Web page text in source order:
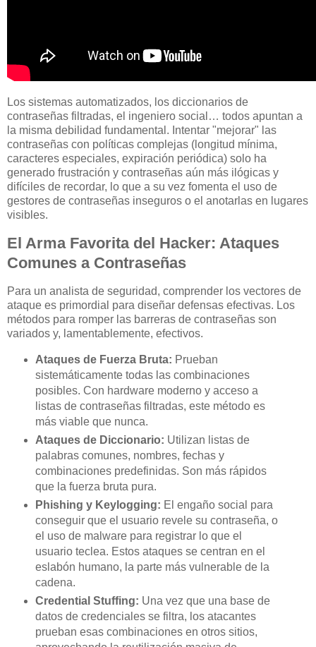
Los sistemas automatizados, los diccionarios de
contraseñas filtradas, el ingeniero social… todos apuntan a
la misma debilidad fundamental. Intentar "mejorar" las
contraseñas con políticas complejas (longitud mínima,
caracteres especiales, expiración periódica) solo ha
generado frustración y contraseñas aún más ilógicas y
difíciles de recordar, lo que a su vez fomenta el uso de
gestores de contraseñas inseguros o el anotarlas en lugares
visibles.
El Arma Favorita del Hacker: Ataques
Comunes a Contraseñas
Para un analista de seguridad, comprender los vectores de
ataque es primordial para diseñar defensas efectivas. Los
métodos para romper las barreras de contraseñas son
variados y, lamentablemente, efectivos.
Ataques de Fuerza Bruta: Prueban
sistemáticamente todas las combinaciones
posibles. Con hardware moderno y acceso a
listas de contraseñas filtradas, este método es
más viable que nunca.
Ataques de Diccionario: Utilizan listas de
palabras comunes, nombres, fechas y
combinaciones predefinidas. Son más rápidos
que la fuerza bruta pura.
Phishing y Keylogging: El engaño social para
conseguir que el usuario revele su contraseña, o
el uso de malware para registrar lo que el
usuario teclea. Estos ataques se centran en el
eslabón humano, la parte más vulnerable de la
cadena.
Credential Stuffing: Una vez que una base de
datos de credenciales se filtra, los atacantes
prueban esas combinaciones en otros sitios,